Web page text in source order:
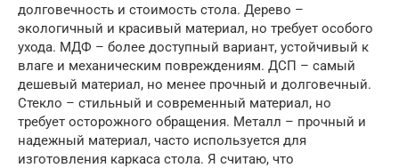
долговечность и стоимость стола. Дерево –
экологичный и красивый материал, но требует особого
ухода. МДФ – более доступный вариант, устойчивый к
влаге и механическим повреждениям. ДСП – самый
дешевый материал, но менее прочный и долговечный.
Стекло – стильный и современный материал, но
требует осторожного обращения. Металл – прочный и
надежный материал, часто используется для
изготовления каркаса стола. Я считаю, что